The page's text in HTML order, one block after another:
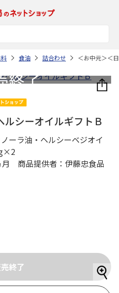
食油 詰合わせ ＜お中元＞＜
シーオイルギフトＢ
ーラ油・ヘルシーベジオイ
商品提供者：伊藤忠食品